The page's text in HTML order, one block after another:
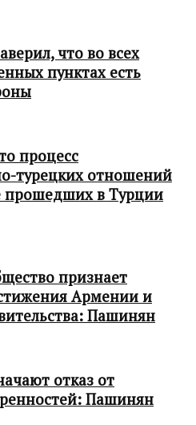
что во всех
пунктах есть
процесс
турецких отношений
прошедших в Турции
признает
Армении и
Пашинян
отказ от
Пашинян